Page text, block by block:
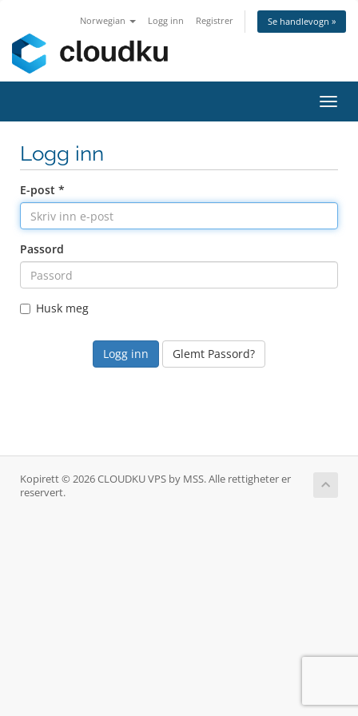
Norwegian Logg inn Registrer Se handlevogn »
Bytt
Logg inn
E-post *
Passord
Husk meg
Glemt Passord?
Kopirett © 2026 CLOUDKU VPS by MSS. Alle rettigheter er
reservert.